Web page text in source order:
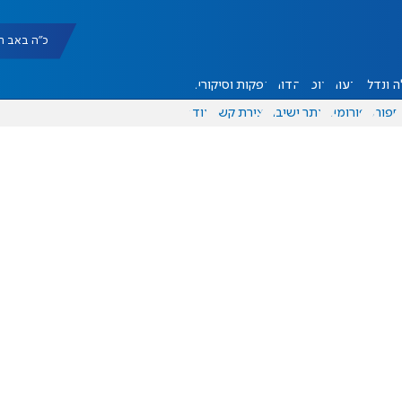
כ"ה באב תשפ"ו
ונדל"ן דעות אוכל יהדות הפקות וסיקורים
ספורט פורומים אתר ישיבה יצירת קשר עוד